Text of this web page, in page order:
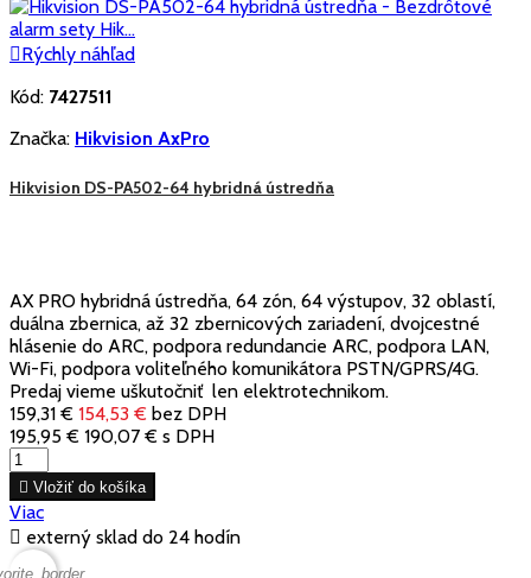
Rýchly náhľad
Kód: 7427511
Značka: Hikvision AxPro
Hikvision DS-PA502-64 hybridná ústredňa
AX PRO hybridná ústredňa, 64 zón, 64 výstupov, 32 oblastí,
duálna zbernica, až 32 zbernicových zariadení, dvojcestné
hlásenie do ARC, podpora redundancie ARC, podpora LAN,
Wi-Fi, podpora voliteľného komunikátora PSTN/GPRS/4G.
Predaj vieme uškutočniť len elektrotechnikom.
159,31 € 154,53 € bez DPH
195,95 € 190,07 € s DPH
 Vložiť do košíka
Viac
 externý sklad do 24 hodín